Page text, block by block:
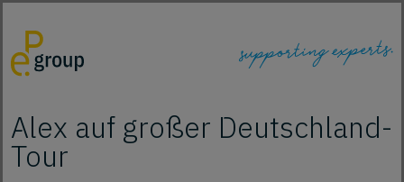
Alex auf großer Deutschland-
Tour